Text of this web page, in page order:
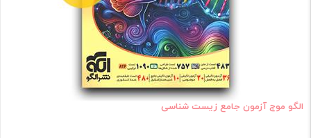
الگو موج آزمون جامع زیست شناسی